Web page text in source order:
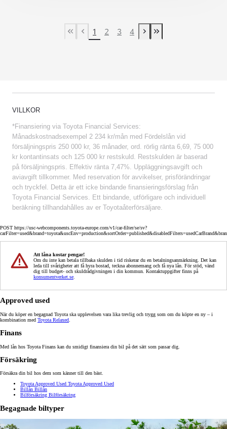
First Page
Previous page
1 2 3 4
Next page
Last Page
VILLKOR
*Finansiering via Toyota Financial Services:
Månadskostnadsexempel 2 234 kr/mån med Fördelslån vid
försäljningspris 250 000 kr, 36 månader, ord. rörlig ränta 6,69, 75 000
kr kontantinsats och 125 000 kr restskuld. Restskulden är baserad
på försäljningspris. Effektiv ränta 7,47%. Uppläggningsavgift och
aviavgift tillkommer. Med reservation för avvikelser, prisförändringar
och tryckfel. Detta är ett icke bindande finansieringsförslag från
Toyota Financial Services. Ett bindande, utförligare och individuell
beräkning tillhandahålles av er Toyotaåterförsäljare.
POST https://usc-webcomponents.toyota-europe.com/v1/car-filter/se/sv?
Att låna kostar pengar!
Om du inte kan betala tillbaka skulden i tid riskerar du en betalningsanmärkning. Det kan
leda till svårigheter att få hyra bostad, teckna abonnemang och få nya lån. För stöd, vänd
dig till budget- och skuldrådgivningen i din kommun. Kontaktuppgifter finns på
konsumentverket.se
Approved used
När du köper en begagnad Toyota ska upplevelsen vara lika trevlig och trygg som om du köpte en ny – i
kombination med Toyota Relaxed
Finans
Med lån hos Toyota Finans kan du smidigt finansiera din bil på det sätt som passar dig.
Försäkring
Försäkra din bil hos dem som känner till den bäst.
Toyota Approved Used Toyota Approved Used
Billån Billån
Bilförsäkring Bilförsäkring
Begagnade biltyper